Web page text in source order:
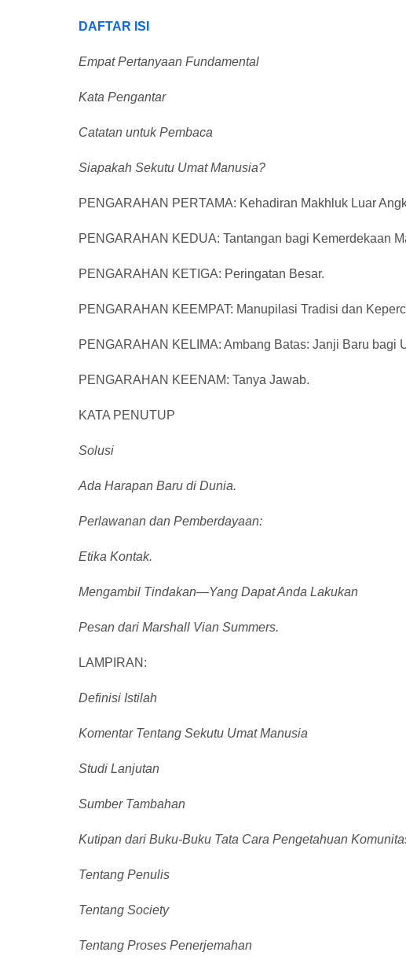
DAFTAR ISI
Empat Pertanyaan Fundamental
Kata Pengantar
Catatan untuk Pembaca
Siapakah Sekutu Umat Manusia?
PENGARAHAN PERTAMA: Kehadiran Makhluk Luar
PENGARAHAN KEDUA: Tantangan bagi Kemerdekaan
PENGARAHAN KETIGA: Peringatan Besar.
PENGARAHAN KEEMPAT: Manupilasi Tradisi dan
PENGARAHAN KELIMA: Ambang Batas: Janji Baru bagi
PENGARAHAN KEENAM: Tanya Jawab.
KATA PENUTUP
Solusi
Ada Harapan Baru di Dunia.
Perlawanan dan Pemberdayaan:
Etika Kontak.
Mengambil Tindakan—Yang Dapat Anda Lakukan
Pesan dari Marshall Vian Summers.
LAMPIRAN:
Definisi Istilah
Komentar Tentang Sekutu Umat Manusia
Studi Lanjutan
Sumber Tambahan
Kutipan dari Buku-Buku Tata Cara Pengetahuan
Tentang Penulis
Tentang Society
Tentang Proses Penerjemahan